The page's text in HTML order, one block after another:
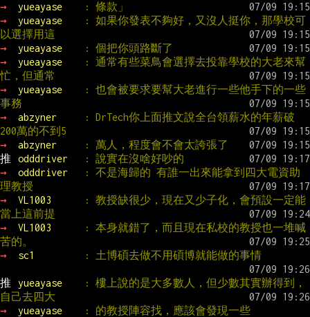
→
yueayase
: 條款」
→
yueayase
: 如果你發表不夠好，又沒人挺你，那學校可
以選擇用這
→
yueayase
: 個把你頭路斷了
→
yueayase
: 通常有些菜鳥會選擇去投靠學校的大老來幫
忙，但通常
→
yueayase
: 也會被要求要幫大老進行一些他手下的一些
事務
→
abzyner
: DrTech你上面推文說全台領薪水的年薪破
200萬的不到5
→
abzyner
: 萬人，程度會不會太誇張了
推
odddriver
: 說實在沒啥好吵的
→
odddriver
: 不是海歸的 有誰一出來能拿到四大電資助
理教授
→
VL1003
: 教授缺很少，現在又少子化，會預設一定能
當上這前提
→
VL1003
: 本身就錯了，而且現在私校的教授也一堆喊
苦的。
→
sc1 : 土博碩去做不用碩博就能做的事情
推 yueayase
: 樓上說的是大多數人，但少數其實辦得到，
自己去四大
→
yueayase : 的教授陣容找，應該會發現一些